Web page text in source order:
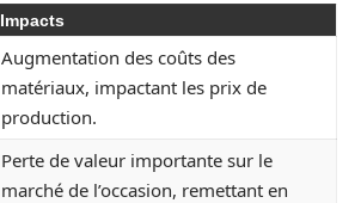
Impacts
Augmentation des coûts des
matériaux, impactant les prix de
production.
Perte de valeur importante sur le
marché de l’occasion, remettant en